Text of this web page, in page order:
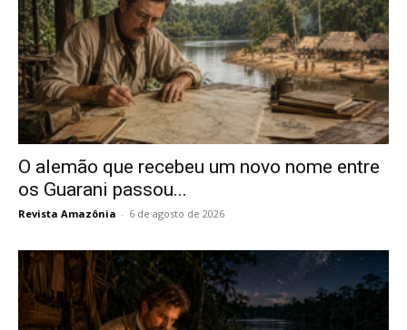
O alemão que recebeu um novo nome entre
os Guarani passou...
Revista Amazônia - 6 de agosto de 2026